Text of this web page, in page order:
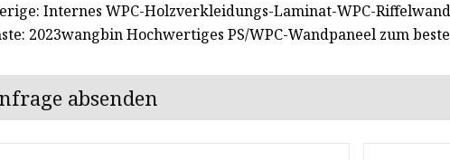
Internes WPC-Holzverkleidungs-Laminat-WPC-
2023wangbin Hochwertiges PS/WPC-Wandpaneel zum
absenden